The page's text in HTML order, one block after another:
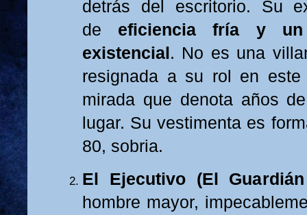
detrás del escritorio. Su
de eficiencia fría y un
existencial . No es una
resignada a su rol en este
mirada que denota años
lugar. Su vestimenta es
80, sobria.
El Ejecutivo (El
hombre mayor,